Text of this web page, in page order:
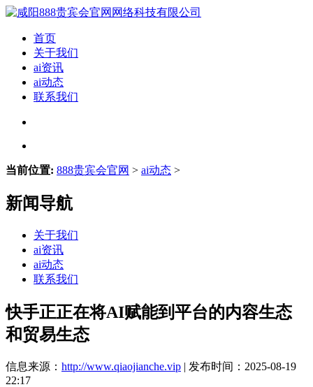
首页
关于我们
ai资讯
ai动态
联系我们
当前位置: 888贵宾会官网 > ai动态 >
新闻导航
关于我们
ai资讯
ai动态
联系我们
快手正正在将AI赋能到平台的内容生态
和贸易生态
信息来源： http://www.qiaojianche.vip | 发布时间：2025-08-19
22:17